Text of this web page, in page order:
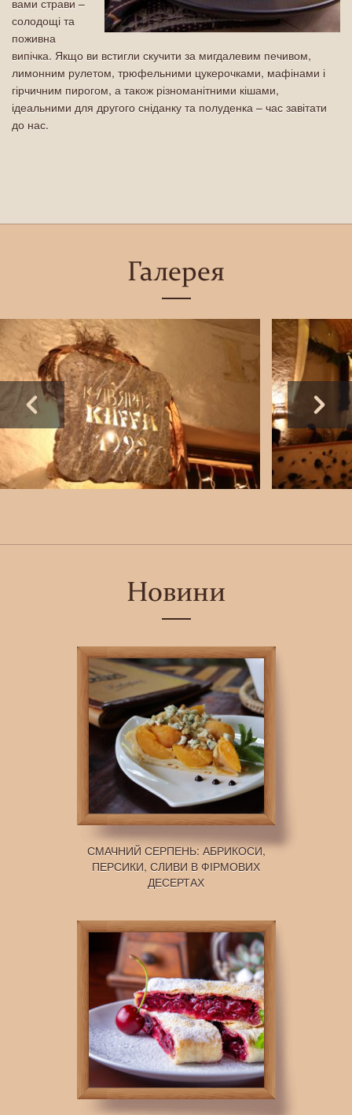
вами страви –
солодощі та
поживна
випічка. Якщо ви встигли скучити за мигдалевим печивом,
лимонним рулетом, трюфельними цукерочками, мафінами і
гірчичним пирогом, а також різноманітними кішами,
ідеальними для другого сніданку та полуденка – час завітати
до нас.
Галерея
Новини
СМАЧНИЙ СЕРПЕНЬ: АБРИКОСИ,
ПЕРСИКИ, СЛИВИ В ФІРМОВИХ
ДЕСЕРТАХ